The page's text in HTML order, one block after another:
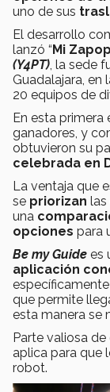
uno de sus
El desarrollo
lanzó “Mi
(Y4PT) , la sede
Guadalajara,
20 equipos de
En esta
ganadores, y
obtuvieron su
celebrada en
La ventaja que
se priorizan las
una
opciones para
Be my Guide es
aplicación
que permite
esta manera se
Parte valiosa
aplica para que
robot.